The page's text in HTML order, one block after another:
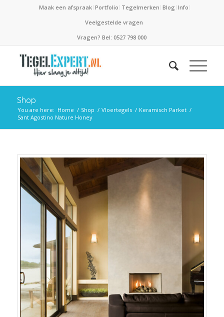
Maak een afspraak Portfolio Tegelmerken Blog Info
Veelgestelde vragen
Vragen? Bel: 0527 798 000
Shop
You are here: Home / Shop / Vloertegels / Keramisch Parket /
Sant Agostino Nature Honey